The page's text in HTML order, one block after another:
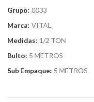
Grupo: 0033
Marca: VITAL
Medidas: 1/2 TON
Bulto: 5 METROS
Sub Empaque: 5 METROS